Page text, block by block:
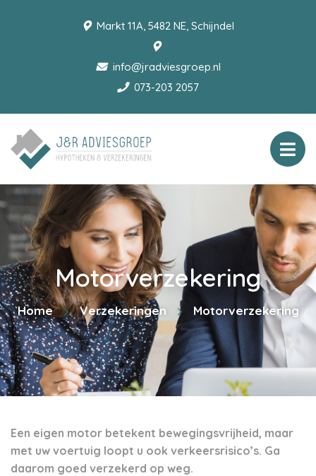
Markt 11A, 5482 NE, Schijndel
info@jradviesgroep.nl
073-203 2057
Motorverzekering
Home Verzekeringen Motorverzekering
Een eigen motor betekent bewegingsvrijheid, maar
met uw voertuig loopt u ook verkeersrisico’s. Ga
daarom goed verzekerd op weg.